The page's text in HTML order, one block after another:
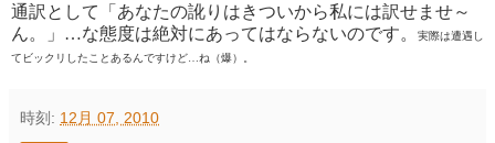
通訳として「あなたの訛りはきついから私には訳せませ～
ん。」…な態度は絶対にあってはならないのです。
実際は遭遇し
てビックリしたことあるんですけど…ね（爆）。
時刻: 12月 07, 2010